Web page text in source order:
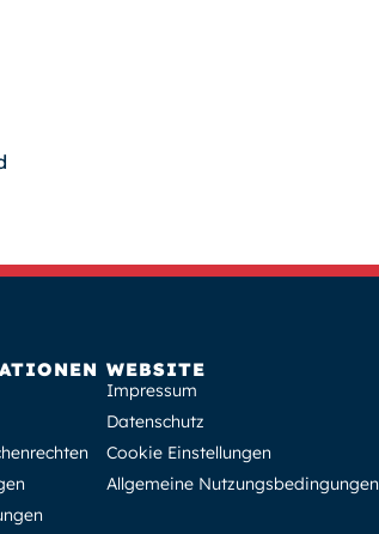
WEBSITE
Impressum
Datenschutz
Cookie Einstellungen
Allgemeine Nutzungsbedingungen